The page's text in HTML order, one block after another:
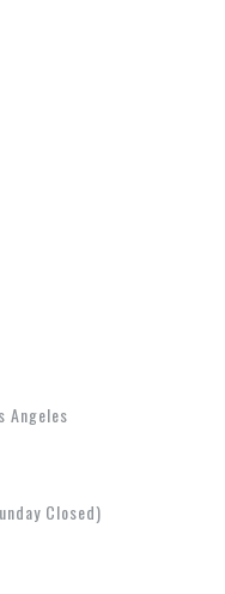
Angeles
Closed)